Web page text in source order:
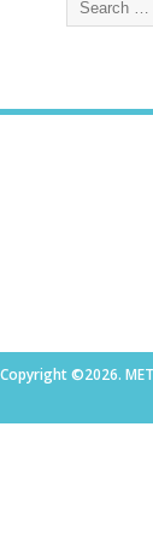
Copyright ©2026.